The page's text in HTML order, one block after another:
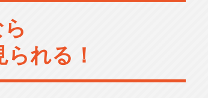
れる！